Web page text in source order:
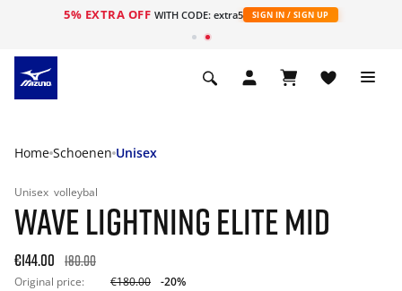
5% EXTRA OFF WITH CODE: extra5 SIGN IN / SIGN UP
Home Schoenen Unisex
Unisex volleybal
WAVE LIGHTNING ELITE MID
€144.00 180.00
Original price: €180.00
-20%